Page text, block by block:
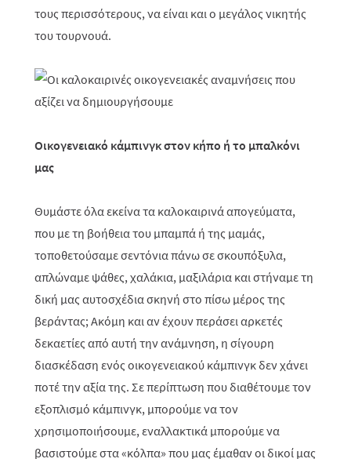
τους περισσότερους, να είναι και ο μεγάλος νικητής
του τουρνουά.
Οικογενειακό κάμπινγκ στον κήπο ή το μπαλκόνι
μας
Θυμάστε όλα εκείνα τα καλοκαιρινά απογεύματα,
που με τη βοήθεια του μπαμπά ή της μαμάς,
τοποθετούσαμε σεντόνια πάνω σε σκουπόξυλα,
απλώναμε ψάθες, χαλάκια, μαξιλάρια και στήναμε τη
δική μας αυτοσχέδια σκηνή στο πίσω μέρος της
βεράντας; Ακόμη και αν έχουν περάσει αρκετές
δεκαετίες από αυτή την ανάμνηση, η σίγουρη
διασκέδαση ενός οικογενειακού κάμπινγκ δεν χάνει
ποτέ την αξία της. Σε περίπτωση που διαθέτουμε τον
εξοπλισμό κάμπινγκ, μπορούμε να τον
χρησιμοποιήσουμε, εναλλακτικά μπορούμε να
βασιστούμε στα «κόλπα» που μας έμαθαν οι δικοί μας